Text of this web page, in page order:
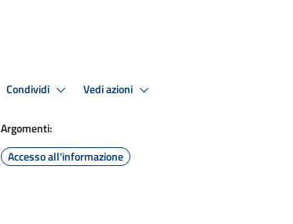
Condividi Vedi azioni
Argomenti:
Accesso all'informazione